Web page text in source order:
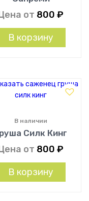
от 800 ₽
В корзину
Силк Кинг
В наличии
от 800 ₽
В корзину